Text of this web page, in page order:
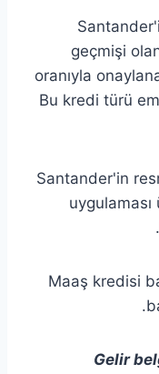
geçmişi
oranıyla
Bu kredi türü
Santander'in
Maaş kredisi
Gelir